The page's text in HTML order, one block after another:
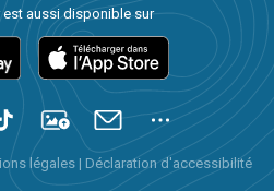
est aussi disponible sur
légales | Déclaration d'accessibilité